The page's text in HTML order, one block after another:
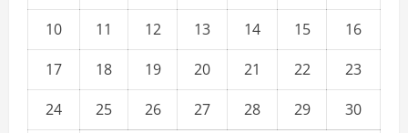
10
11 12 13 14 15
16
17
18 19 20 21 22
23
24
25 26 27 28 29
30